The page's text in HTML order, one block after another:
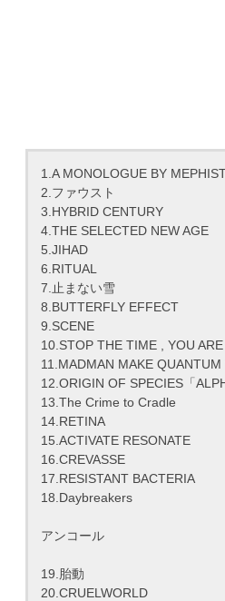
1.A MONOLOGUE BY
2.ファウスト
3.HYBRID CENTURY
4.THE SELECTED NEW AGE
5.JIHAD
6.RITUAL
7.止まない雪
8.BUTTERFLY EFFECT
9.SCENE
10.STOP THE TIME , YOU ARE
11.MADMAN MAKE QUANTUM
12.ORIGIN OF SPECIES「
13.The Crime to Cradle
14.RETINA
15.ACTIVATE RESONATE
16.CREVASSE
17.RESISTANT BACTERIA
18.Daybreakers
アンコール
19.胎動
20.CRUELWORLD